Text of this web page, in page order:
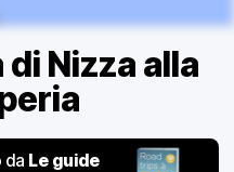
Nizza alla
da Le guide